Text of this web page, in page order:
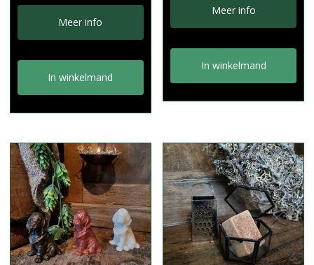
Meer info
In winkelmand
Meer info
In winkelmand